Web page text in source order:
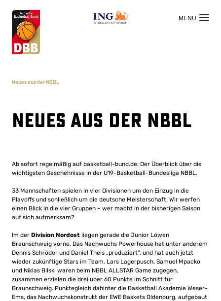
OFFIZIELLER HAUPTSPONSOR
Neues aus der NBBL
Neues aus der NBBL
Ab sofort regelmäßig auf basketball-bund.de: Der Überblick über die
wichtigsten Geschehnisse in der U19-Basketball-Bundesliga NBBL.
33 Mannschaften spielen in vier Divisionen um den Einzug in die
Playoffs und schließlich um die deutsche Meisterschaft. Wir werfen
einen Blick in die vier Gruppen – wer macht in der bisherigen Saison
auf sich aufmerksam?
Im der Division Nordost liegen gerade die Junior Löwen
Braunschweig vorne. Das Nachwuchs Powerhouse hat unter anderem
Dennis Schröder und Daniel Theis „produziert“, und hat auch jetzt
wieder zukünftige Stars im Team. Lars Lagerpusch, Samuel Mpacko
und Niklas Bilski waren beim NBBL ALLSTAR Game zugegen,
zusammen erzielen die drei über 60 Punkte im Schnitt für
Braunschweig. Punktegleich dahinter die Basketball Akademie Weser-
Ems, das Nachwuchskonstrukt der EWE Baskets Oldenburg, aufgebaut